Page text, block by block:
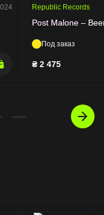
Republic Records
Post Malone –
Под заказ
₴ 2 475